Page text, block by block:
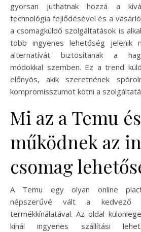
gyorsan juthatnak hozzá a
technológia fejlődésével és a
a csomagküldő szolgáltatások is
több ingyenes lehetőség jelenik
alternatívát biztosítanak a
módokkal szemben. Ez a trend
előnyös, akik szeretnének
kompromisszumot kötni a
Mi az a Temu
működnek az
csomag
A Temu egy olyan online
népszerűvé vált a kedvező
termékkínálatával. Az oldal
kínál ingyenes szállítási